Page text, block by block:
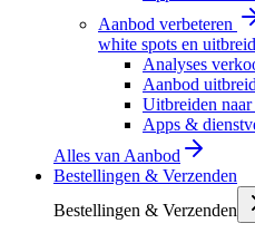
Aanbod verbeteren
white spots en
Analyses
Aanbod
Uitbreiden
Apps &
Alles van Aanbod
Bestellingen & Verzenden
Bestellingen & Verzenden